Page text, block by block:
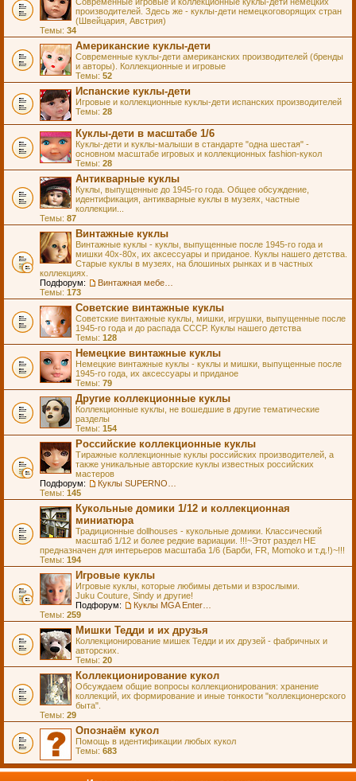
производителей. Здесь же - куклы-дети немецкоговорящих стран
(Швейцария, Австрия)
Темы: 34
Американские куклы-дети
Современные куклы-дети американских производителей (бренды
и авторы). Коллекционные и игровые
Темы: 52
Испанские куклы-дети
Игровые и коллекционные куклы-дети испанских производителей
Темы: 28
Куклы-дети в масштабе 1/6
Куклы-дети и куклы-малыши в стандарте "одна шестая" -
основном масштабе игровых и коллекционных fashion-кукол
Темы: 28
Антикварные куклы
Куклы, выпущенные до 1945-го года. Общее обсуждение,
идентификация, антикварные куклы в музеях, частные
коллекции...
Темы: 87
Винтажные куклы
Винтажные куклы - куклы, выпущенные после 1945-го года и
мишки 40х-80х, их аксессуары и приданое. Куклы нашего детства.
Старые куклы в музеях, на блошиных рынках и в частных
коллекциях.
Подфорум:
Темы: 173
Советские винтажные куклы
Советские винтажные куклы, мишки, игрушки, выпущенные после
1945-го года и до распада СССР. Куклы нашего детства
Темы: 128
Немецкие винтажные куклы
Немецкие винтажные куклы - куклы и мишки, выпущенные после
1945-го года, их аксессуары и приданое
Темы: 79
Другие коллекционные куклы
Коллекционные куклы, не вошедшие в другие тематические
разделы
Темы: 154
Российские коллекционные куклы
Тиражные коллекционные куклы российских производителей, а
также уникальные авторские куклы известных российских
мастеров
Подфорум:
Темы: 145
Кукольные домики 1/12 и коллекционная
миниатюра
Традиционные dollhouses - кукольные домики. Классический
масштаб 1/12 и более редкие вариации. !!!~Этот раздел НЕ
предназначен для интерьеров масштаба 1/6 (Барби, FR, Momoko и т.д.!)~!!!
Темы: 194
Игровые куклы
Игровые куклы, которые любимы детьми и взрослыми.
Juku Couture, Sindy и другие!
Подфорум:
Темы: 259
Мишки Тедди и их друзья
Коллекционирование мишек Тедди и их друзей - фабричных и
авторских.
Темы: 20
Коллекционирование кукол
Обсуждаем общие вопросы коллекционирования: хранение
коллекций, их формирование и иные тонкости "коллекционерского
быта".
Темы: 29
Опознаём кукол
Помощь в идентификации любых кукол
Темы: 683